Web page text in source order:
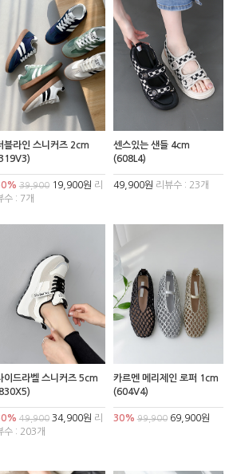
블라인 스니커즈 2cm
39,90019,900원 리
수 : 7개
센스있는 샌들 4cm
(608L4)
49,900원 리뷰수 : 23개
이드라벨 스니커즈 5cm
49,90034,900원 리
수 : 203개
카르멘 메리제인 로퍼 1cm
(604V4)
30% 99,90069,900원